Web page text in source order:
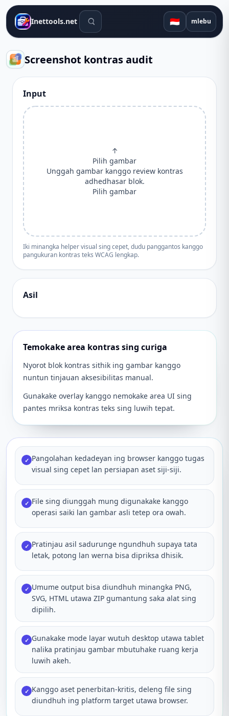
Inettools.net Alat telusuran 🇮🇩 mlebu
Screenshot kontras audit
Input
↑
Pilih gambar
Unggah gambar kanggo review kontras
adhedhasar blok.
Pilih gambar
Iki minangka helper visual sing cepet, dudu panggantos kanggo
pangukuran kontras teks WCAG lengkap.
Asil
Temokake area kontras sing curiga
Nyorot blok kontras sithik ing gambar kanggo
nuntun tinjauan aksesibilitas manual.
Gunakake overlay kanggo nemokake area UI sing
pantes mriksa kontras teks sing luwih tepat.
✓ Pangolahan kedadeyan ing browser kanggo tugas
visual sing cepet lan persiapan aset siji-siji.
✓ File sing diunggah mung digunakake kanggo
operasi saiki lan gambar asli tetep ora owah.
✓ Pratinjau asil sadurunge ngundhuh supaya tata
letak, potong lan werna bisa dipriksa dhisik.
✓ Umume output bisa diundhuh minangka PNG,
SVG, HTML utawa ZIP gumantung saka alat sing
dipilih.
✓ Gunakake mode layar wutuh desktop utawa tablet
nalika pratinjau gambar mbutuhake ruang kerja
luwih akeh.
✓ Kanggo aset penerbitan-kritis, deleng file sing
diundhuh ing platform target utawa browser.